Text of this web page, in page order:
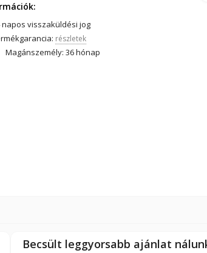
napos visszaküldési jog
részletek
Magánszemély: 36 hónap
Becsült leggyorsabb ajánlat